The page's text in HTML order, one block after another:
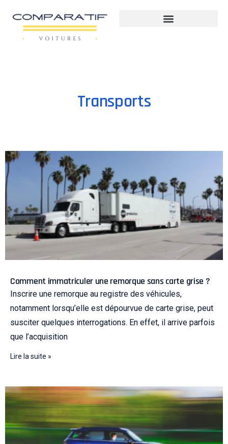
Transports
Comment immatriculer une remorque sans carte grise ?
Inscrire une remorque au registre des véhicules,
notamment lorsqu’elle est dépourvue de carte grise, peut
susciter quelques interrogations. En effet, il arrive parfois
que l’acquisition
Lire la suite »